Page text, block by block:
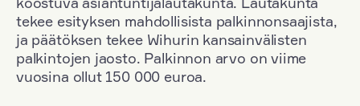
tekee esityksen mahdollisista palkinnonsaajista,
ja päätöksen tekee Wihurin kansainvälisten
palkintojen jaosto. Palkinnon arvo on viime
vuosina ollut 150 000 euroa.